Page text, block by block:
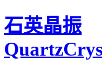
石英晶振